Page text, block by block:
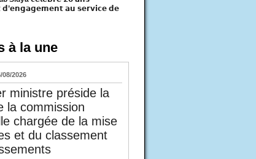
𝗱’𝗲𝗻𝗴𝗮𝗴𝗲𝗺𝗲𝗻𝘁 𝗮𝘂 𝘀𝗲𝗿𝘃𝗶𝗰𝗲 𝗱𝗲
à la une
08/2026
ministre préside la
la commission
chargée de la mise
et du classement